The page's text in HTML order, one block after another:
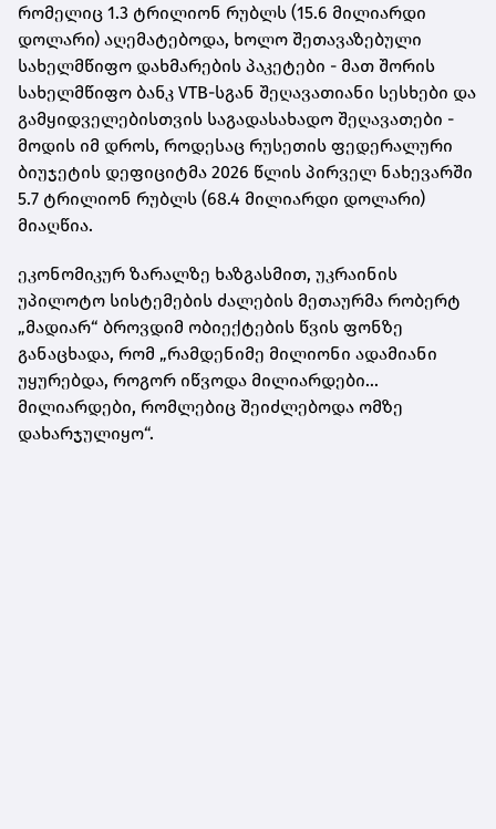
რომელიც 1.3 ტრილიონ რუბლს (15.6 მილიარდი
დოლარი) აღემატებოდა, ხოლო შეთავაზებული
სახელმწიფო დახმარების პაკეტები - მათ შორის
სახელმწიფო ბანკ VTB-სგან შეღავათიანი სესხები და
გამყიდველებისთვის საგადასახადო შეღავათები -
მოდის იმ დროს, როდესაც რუსეთის ფედერალური
ბიუჯეტის დეფიციტმა 2026 წლის პირველ ნახევარში
5.7 ტრილიონ რუბლს (68.4 მილიარდი დოლარი)
მიაღწია.
ეკონომიკურ ზარალზე ხაზგასმით, უკრაინის
უპილოტო სისტემების ძალების მეთაურმა რობერტ
„მადიარ“ ბროვდიმ ობიექტების წვის ფონზე
განაცხადა, რომ „რამდენიმე მილიონი ადამიანი
უყურებდა, როგორ იწვოდა მილიარდები...
მილიარდები, რომლებიც შეიძლებოდა ომზე
დახარჯულიყო“.